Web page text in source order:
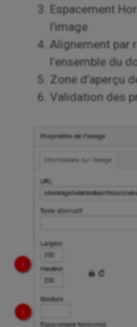
Espacement
l’image
Alignement par
l’ensemble du
Zone d’aperçu
Validation des